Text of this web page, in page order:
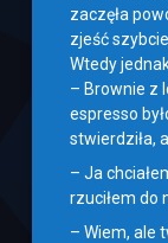
zaczęła
zjeść
Wtedy
– Brownie z
espresso
stwierdziła,
– Ja
rzuciłem do
– Wiem, ale